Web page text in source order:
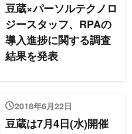
豆蔵×パーソルテクノロ
ジースタッフ、RPAの
導入進捗に関する調査
結果を発表
2018年6月22日
豆蔵は7月4日(水)開催